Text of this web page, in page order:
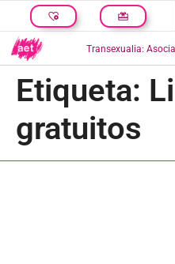
Transexualia:
Etiqueta:
gratuitos